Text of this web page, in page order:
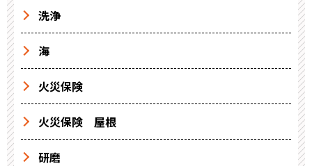
洗浄
海
火災保険
火災保険 屋根
研磨